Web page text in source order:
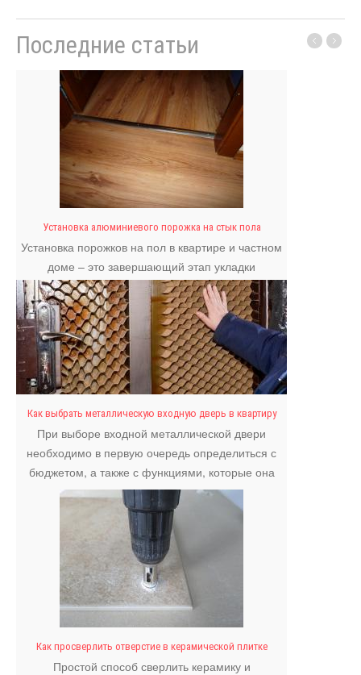
Последние статьи
Установка алюминиевого порожка на стык пола
Установка порожков на пол в квартире и частном
доме – это завершающий этап укладки
напольного покрытия.
Как выбрать металлическую входную дверь в квартиру
При выборе входной металлической двери
необходимо в первую очередь определиться с
бюджетом, а также с функциями, которые она
должна выполнять.
Как просверлить отверстие в керамической плитке
Простой способ сверлить керамику и